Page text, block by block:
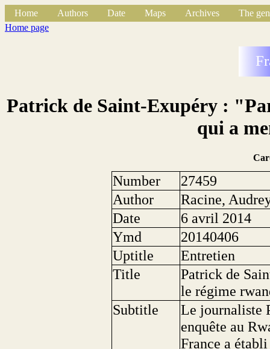
Home Authors Date Maps Archives
The
Home page
Patrick de Saint-Exupéry :
qui a
Number
27459
Author
Racine,
Date
6 avril 2014
Ymd
20140406
Uptitle
Entretien
Title
Patrick de
le régime
Subtitle
Le journaliste
enquête au
France a